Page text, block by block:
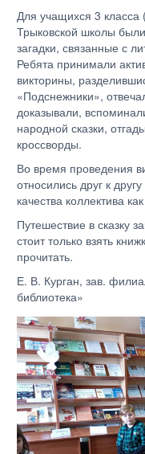
Для учащихся 3 класса
Трыковской школы
загадки, связанные с
Ребята принимали
викторины,
«Подснежники»,
доказывали,
народной сказки,
кроссворды.
Во время проведения
относились друг к
качества коллектива
Путешествие в сказку
стоит только взять
прочитать.
Е. В. Курган, зав.
библиотека»